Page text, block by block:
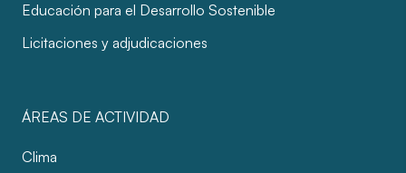
Educación para el Desarrollo Sostenible
Licitaciones y adjudicaciones
ÁREAS DE ACTIVIDAD
Clima